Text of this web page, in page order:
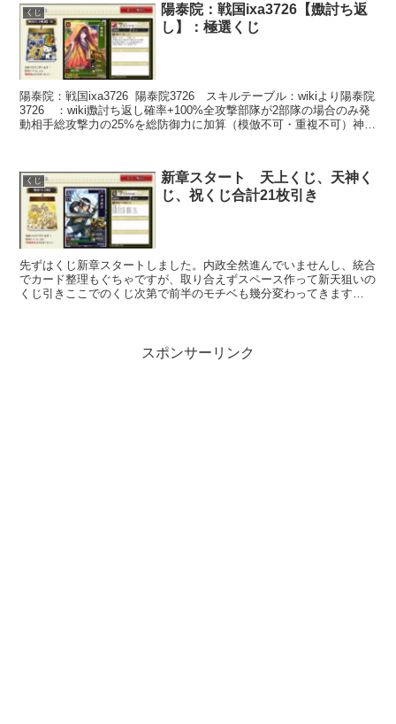
くじ
陽泰院：戦国ixa3726【嫐討ち返
し】：極選くじ
陽泰院：戦国ixa3726 陽泰院3726 スキルテーブル：wikiより陽泰院
3726 ：wiki嫐討ち返し確率+100%全攻撃部隊が2部隊の場合のみ発
動相手総攻撃力の25%を総防御力に加算（模倣不可・重複不可）神勅
くじ
新章スタート 天上くじ、天神く
じ、祝くじ合計21枚引き
先ずはくじ新章スタートしました。内政全然進んでいませんし、統合
でカード整理もぐちゃですが、取り合えずスペース作って新天狙いの
くじ引きここでのくじ次第で前半のモチベも幾分変わってきます
スポンサーリンク